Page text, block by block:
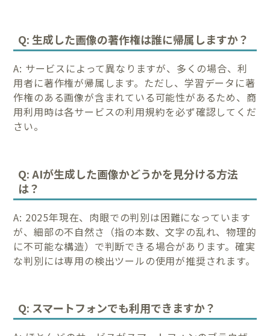
Q: 生成した画像の著作権は誰に帰属しますか？
A: サービスによって異なりますが、多くの場合、利
用者に著作権が帰属します。ただし、学習データに著
作権のある画像が含まれている可能性があるため、商
用利用時は各サービスの利用規約を必ず確認してくだ
さい。
Q: AIが生成した画像かどうかを見分ける方法
は？
A: 2025年現在、肉眼での判別は困難になっています
が、細部の不自然さ（指の本数、文字の乱れ、物理的
に不可能な構造）で判断できる場合があります。確実
な判別には専用の検出ツールの使用が推奨されます。
Q: スマートフォンでも利用できますか？